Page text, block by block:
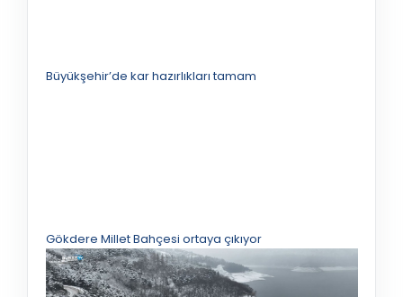
Büyükşehir’de kar hazırlıkları tamam
Gökdere Millet Bahçesi ortaya çıkıyor